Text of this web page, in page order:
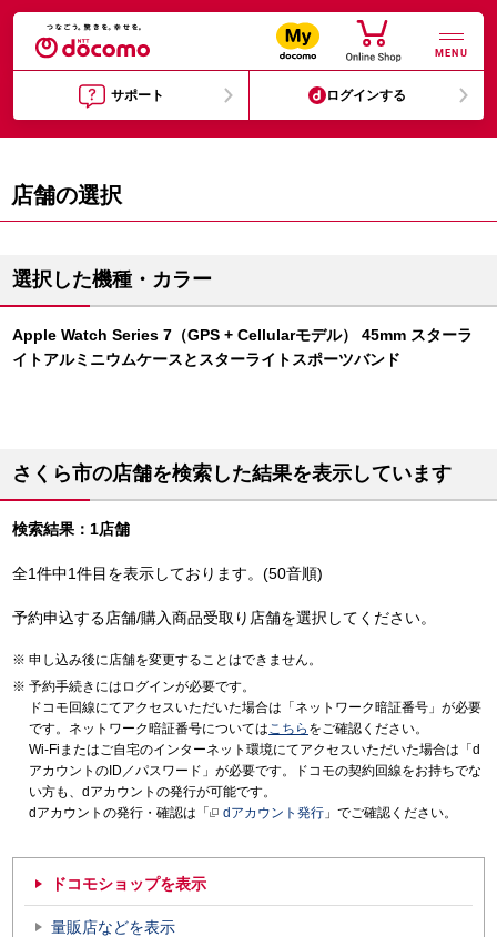
MENU
サポート ログインする
店舗の選択
選択した機種・カラー
Apple Watch Series 7（GPS + Cellularモデル） 45mm スターラ
イトアルミニウムケースとスターライトスポーツバンド
さくら市の店舗を検索した結果を表示しています
検索結果：1店舗
全1件中1件目を表示しております。(50音順)
予約申込する店舗/購入商品受取り店舗を選択してください。
申し込み後に店舗を変更することはできません。
予約手続きにはログインが必要です。
ドコモ回線にてアクセスいただいた場合は「ネットワーク暗証番号」が必要
です。ネットワーク暗証番号についてはこちら をご確認ください。
Wi-Fiまたはご自宅のインターネット環境にてアクセスいただいた場合は「d
アカウントのID／パスワード」が必要です。ドコモの契約回線をお持ちでな
い方も、dアカウントの発行が可能です。
dアカウントの発行・確認は「
dアカウント発行 」でご確認ください。
ドコモショップを表示
量販店などを表示